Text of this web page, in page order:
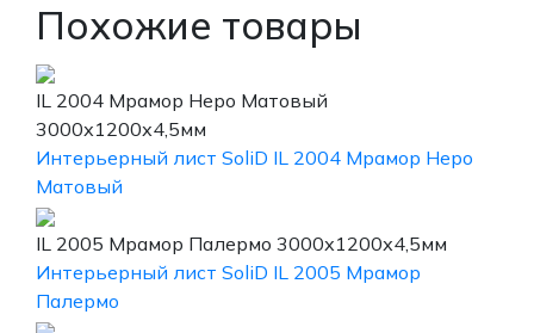
Похожие товары
IL 2004 Мрамор Неро Матовый
3000х1200х4,5мм
Интерьерный лист SoliD IL 2004 Мрамор Неро
Матовый
IL 2005 Мрамор Палермо 3000х1200х4,5мм
Интерьерный лист SoliD IL 2005 Мрамор
Палермо